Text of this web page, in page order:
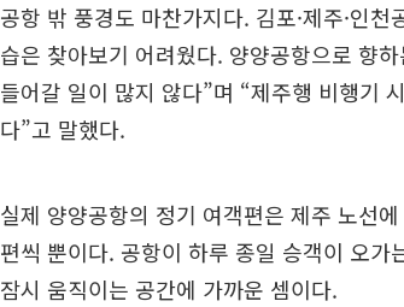
공항 밖 풍경도 마찬가지다. 김포·제주·인
습은 찾아보기 어려웠다. 양양공항으로 향
들어갈 일이 많지 않다”며 “제주행 비행기
다”고 말했다.
실제 양양공항의 정기 여객편은 제주 노선
편씩 뿐이다. 공항이 하루 종일 승객이 오
잠시 움직이는 공간에 가까운 셈이다.